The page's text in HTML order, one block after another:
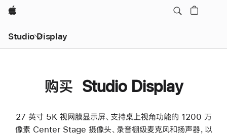
Apple
Studio Display
购买 Studio Display
27 英寸 5K 视网膜显示屏、支持桌上视角功能的 1200 万
像素 Center Stage 摄像头、录音棚级麦克风和扬声器，以